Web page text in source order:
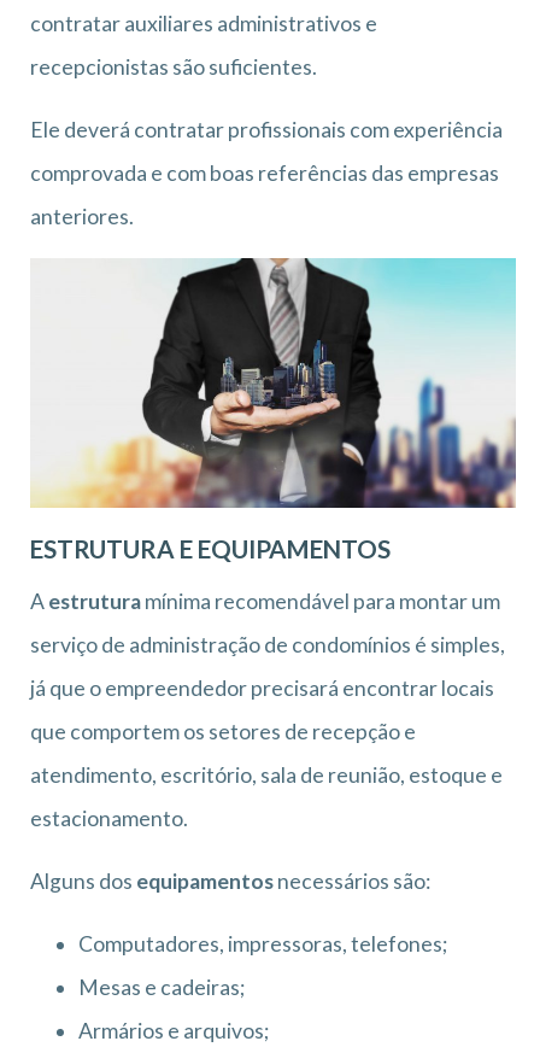
contratar auxiliares administrativos e
recepcionistas são suficientes.
Ele deverá contratar profissionais com experiência
comprovada e com boas referências das empresas
anteriores.
ESTRUTURA E EQUIPAMENTOS
Aestruturamínima recomendável para montar um
serviço de administração de condomínios é simples,
já que o empreendedor precisará encontrar locais
que comportem os setores de recepção e
atendimento, escritório, sala de reunião, estoque e
estacionamento.
Alguns dos equipamentosnecessários são:
Computadores, impressoras, telefones;
Mesas e cadeiras;
Armários e arquivos;